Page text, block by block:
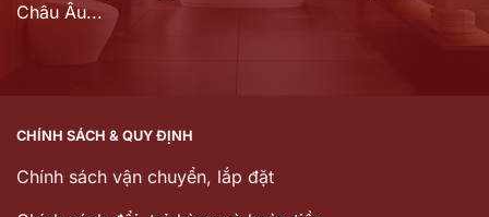
Châu Âu...
CHÍNH SÁCH & QUY ĐỊNH
Chính sách vận chuyển, lắp đặt